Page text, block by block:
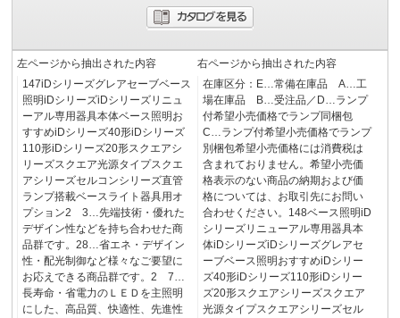
左ページから抽出された内容
147iDシリーズグレアセーブベース
照明iDシリーズiDシリーズリニュ
ーアル専用器具本体ベース照明お
すすめiDシリーズ40形iDシリーズ
110形iDシリーズ20形スクエアシ
リーズスクエア光源タイプスクエ
アシリーズセルコンシリーズ直管
ランプ搭載ベースライト器具用オ
プション2 3…先端技術・優れた
デザイン性などを持ち合わせた商
品群です。28…省エネ・デザイン
性・配光制御など様々なご要望に
お応えできる商品群です。2 7…
長寿命・省電力のＬＥＤを主照明
にした、高品質、快適性、先進性
右ページから抽出された内容
在庫区分：E…常備在庫品 A…工
場在庫品 B…受注品／D…ランプ
付希望小売価格でランプ同梱包
C…ランプ付希望小売価格でランプ
別梱包希望小売価格には消費税は
含まれておりません。希望小売価
格表示のない商品の納期および価
格については、お取引先にお問い
合わせください。148ベース照明iD
シリーズリニューアル専用器具本
体iDシリーズiDシリーズグレアセ
ーブベース照明おすすめiDシリー
ズ40形iDシリーズ110形iDシリー
ズ20形スクエアシリーズスクエア
光源タイプスクエアシリーズセル